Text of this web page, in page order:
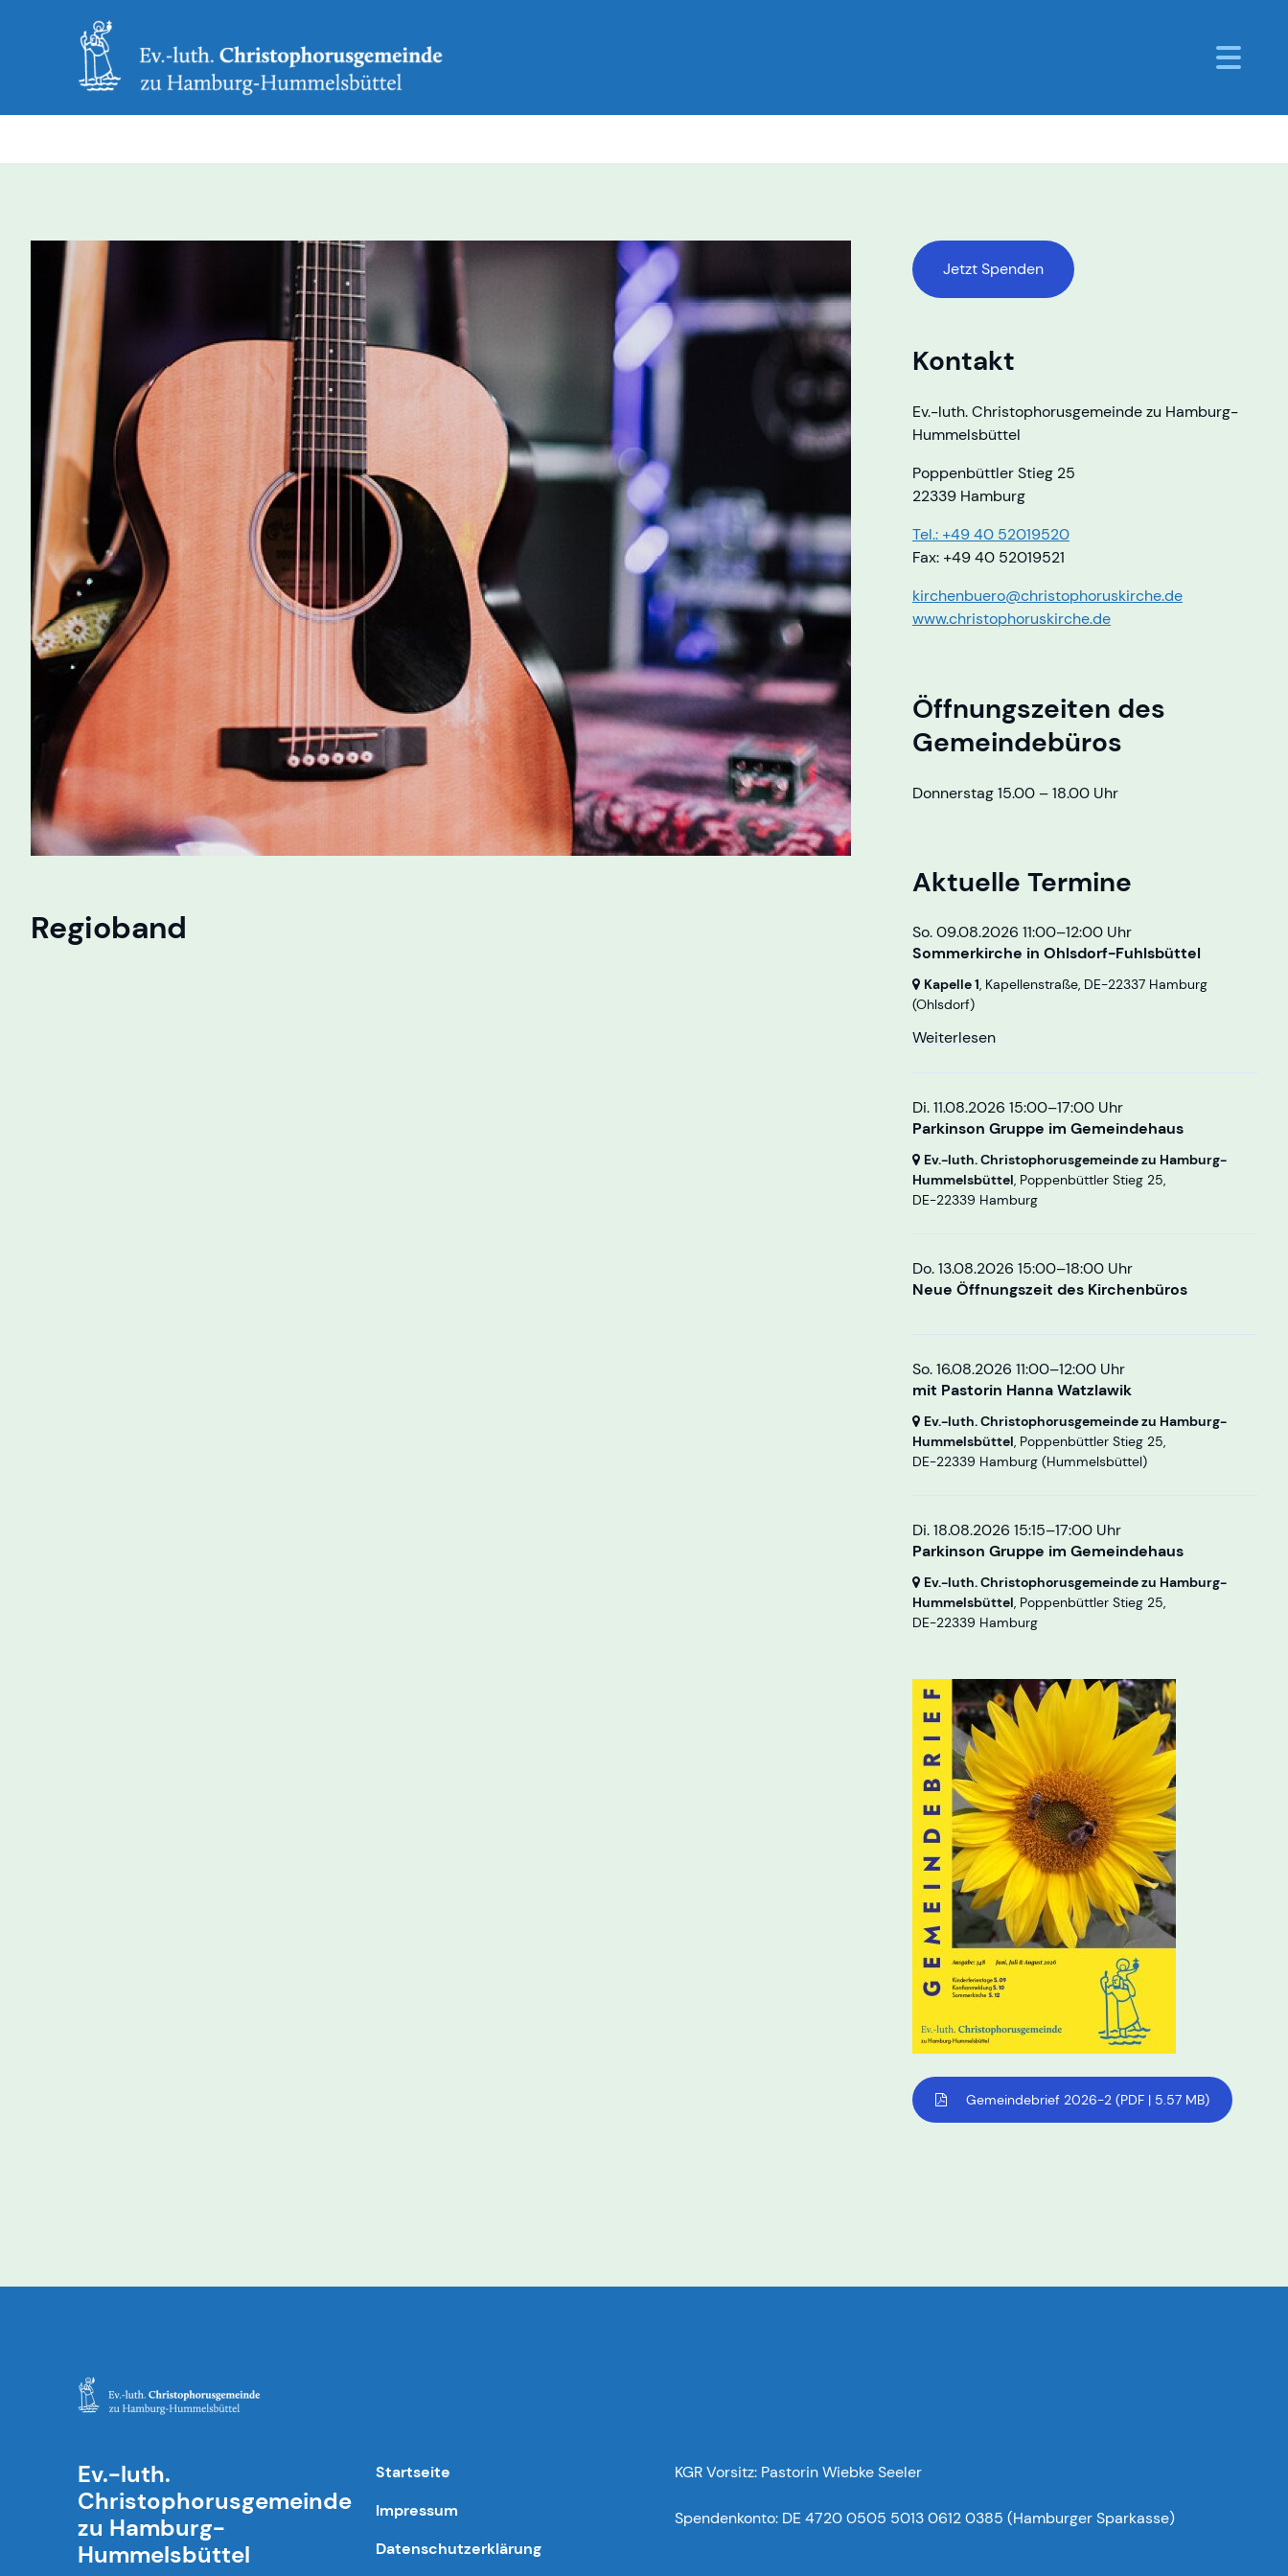
Regioband
Jetzt Spenden
Kontakt
Ev.-luth. Christophorusgemeinde zu Hamburg-
Hummelsbüttel
Poppenbüttler Stieg 25
22339 Hamburg
Tel.: +49 40 52019520
Fax: +49 40 52019521
kirchenbuero@christophoruskirche.de
www.christophoruskirche.de
Öffnungszeiten des
Gemeindebüros
Donnerstag 15.00 – 18.00 Uhr
Aktuelle Termine
So. 09.08.2026 11:00–12:00 Uhr
Sommerkirche in Ohlsdorf-Fuhlsbüttel
Kapelle 1, Kapellenstraße, DE-22337 Hamburg
(Ohlsdorf)
Weiterlesen
Di. 11.08.2026 15:00–17:00 Uhr
Parkinson Gruppe im Gemeindehaus
Ev.-luth. Christophorusgemeinde zu Hamburg-
Hummelsbüttel, Poppenbüttler Stieg 25,
DE-22339 Hamburg
Do. 13.08.2026 15:00–18:00 Uhr
Neue Öffnungszeit des Kirchenbüros
So. 16.08.2026 11:00–12:00 Uhr
mit Pastorin Hanna Watzlawik
Ev.-luth. Christophorusgemeinde zu Hamburg-
Hummelsbüttel, Poppenbüttler Stieg 25,
DE-22339 Hamburg (Hummelsbüttel)
Di. 18.08.2026 15:15–17:00 Uhr
Parkinson Gruppe im Gemeindehaus
Ev.-luth. Christophorusgemeinde zu Hamburg-
Hummelsbüttel, Poppenbüttler Stieg 25,
DE-22339 Hamburg
Gemeindebrief 2026-2 (PDF | 5.57 MB)
Ev.-luth.
Christophorusgemeinde
zu Hamburg-
Hummelsbüttel
Startseite
Impressum
Datenschutzerklärung
KGR Vorsitz: Pastorin Wiebke Seeler
Spendenkonto: DE 4720 0505 5013 0612 0385 (Hamburger Sparkasse)